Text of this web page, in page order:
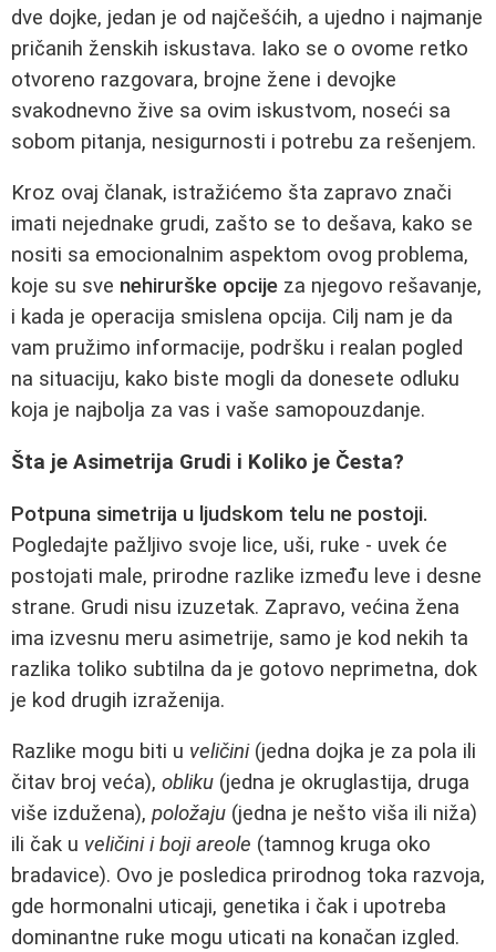
dve dojke, jedan je od najčešćih, a ujedno i najmanje
pričanih ženskih iskustava. Iako se o ovome retko
otvoreno razgovara, brojne žene i devojke
svakodnevno žive sa ovim iskustvom, noseći sa
sobom pitanja, nesigurnosti i potrebu za rešenjem.
Kroz ovaj članak, istražićemo šta zapravo znači
imati nejednake grudi, zašto se to dešava, kako se
nositi sa emocionalnim aspektom ovog problema,
koje su sve nehirurške opcije za njegovo rešavanje,
i kada je operacija smislena opcija. Cilj nam je da
vam pružimo informacije, podršku i realan pogled
na situaciju, kako biste mogli da donesete odluku
koja je najbolja za vas i vaše samopouzdanje.
Šta je Asimetrija Grudi i Koliko je Česta?
Potpuna simetrija u ljudskom telu ne postoji.
Pogledajte pažljivo svoje lice, uši, ruke - uvek će
postojati male, prirodne razlike između leve i desne
strane. Grudi nisu izuzetak. Zapravo, većina žena
ima izvesnu meru asimetrije, samo je kod nekih ta
razlika toliko subtilna da je gotovo neprimetna, dok
je kod drugih izraženija.
Razlike mogu biti u veličini(jedna dojka je za pola ili
čitav broj veća), obliku (jedna je okruglastija, druga
više izdužena), položaju (jedna je nešto viša ili niža)
ili čak u veličini i boji areole (tamnog kruga oko
bradavice). Ovo je posledica prirodnog toka razvoja,
gde hormonalni uticaji, genetika i čak i upotreba
dominantne ruke mogu uticati na konačan izgled.